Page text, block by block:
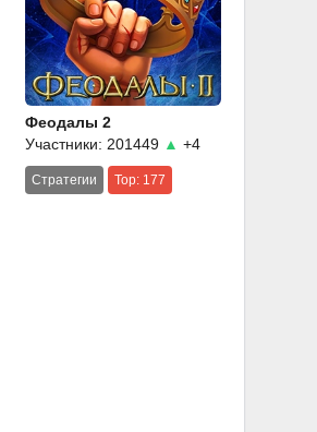
Феодалы 2
Участники: 201449 ▲ +4
Стратегии Top: 177